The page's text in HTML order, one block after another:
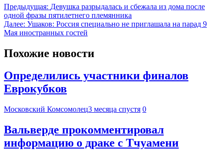
Предыдущая: Девушка разрыдалась и сбежала из дома после
одной фразы пятилетнего племянника
Далее: Ушаков: Россия специально не приглашала на парад 9
Мая иностранных гостей
Похожие новости
Определились участники финалов
Еврокубков
Московский Комсомолец3 месяца спустя 0
Вальверде прокомментировал
информацию о драке с Тчуамени